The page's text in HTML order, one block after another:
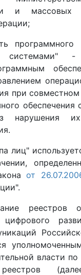
и массовых
программного
системами" -
при
обеспечения
нарушения их
лиц"
от
реестров
цифрового
власти